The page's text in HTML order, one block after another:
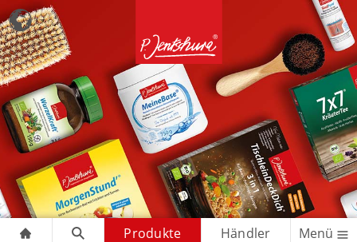
Produkte Händler Menü